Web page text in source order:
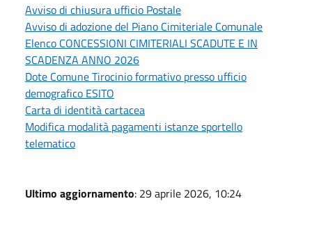
Avviso di chiusura ufficio Postale
Avviso di adozione del Piano Cimiteriale Comunale
Elenco CONCESSIONI CIMITERIALI SCADUTE E IN
SCADENZA ANNO 2026
Dote Comune Tirocinio formativo presso ufficio
demografico ESITO
Carta di identità cartacea
Modifica modalità pagamenti istanze sportello
telematico
Ultimo aggiornamento: 29 aprile 2026, 10:24